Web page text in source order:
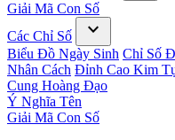
Giải Mã Con Số
Các Chỉ Số
expand_more
Biểu Đồ Ngày Sinh Chỉ Số
Nhân Cách Đỉnh Cao Kim
Cung Hoàng Đạo
Ý Nghĩa Tên
Giải Mã Con Số